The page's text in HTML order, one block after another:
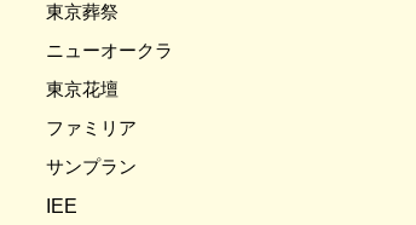
東京葬祭
ニューオークラ
東京花壇
ファミリア
サンプラン
IEE